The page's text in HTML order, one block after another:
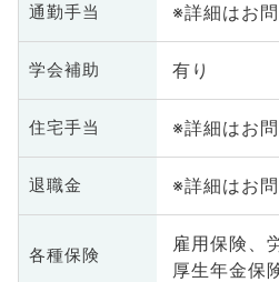
通勤手当 ※詳細はお
学会補助 有り
住宅手当 ※詳細はお
退職金 ※詳細はお
各種保険
雇用保険、
厚生年金保